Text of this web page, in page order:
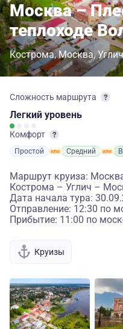
Москва –
теплоходе
Кострома Москва Углич
Сложность маршрута
Легкий уровень
Комфорт
Простой Средний
Маршрут круиза:
Кострома – Углич –
Дата начала тура:
Отправление: 12:30 по
Прибытие: 11:00 по
Круизы